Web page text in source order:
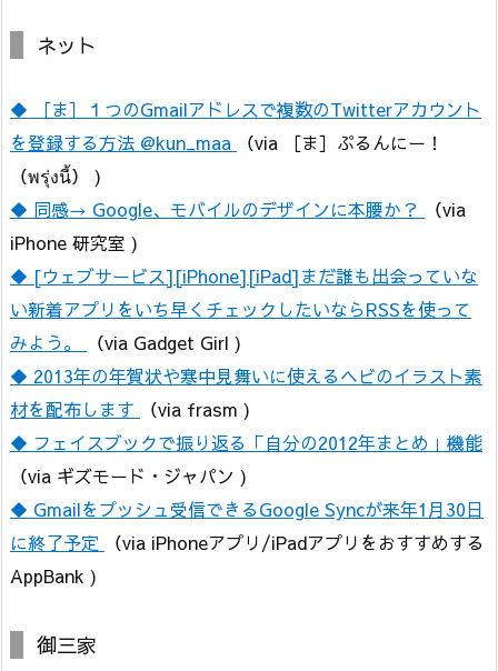
ネット
◆ ［ま］１つのGmailアドレスで複数のTwitterアカウント
を登録する方法 @kun_maa
（via ［ま］ぷるんにー！
（พรุ่งนี้） )
◆ 同感→ Google、モバイルのデザインに本腰か？
（via
iPhone 研究室 )
◆ [ウェブサービス][iPhone][iPad]まだ誰も出会っていな
い新着アプリをいち早くチェックしたいならRSSを使って
みよう。
（via Gadget Girl )
◆ 2013年の年賀状や寒中見舞いに使えるヘビのイラスト素
材を配布します
（via frasm )
◆ フェイスブックで振り返る「自分の2012年まとめ」機能
（via ギズモード・ジャパン )
◆ Gmailをプッシュ受信できるGoogle Syncが来年1月30日
に終了予定
（via iPhoneアプリ/iPadアプリをおすすめする
AppBank )
御三家